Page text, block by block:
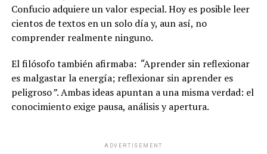
Confucio adquiere un valor especial. Hoy es posible leer
cientos de textos en un solo día y, aun así, no
comprender realmente ninguno.
El filósofo también afirmaba: “Aprender sin reflexionar
es malgastar la energía; reflexionar sin aprender es
peligroso”. Ambas ideas apuntan a una misma verdad: el
conocimiento exige pausa, análisis y apertura.
ADVERTISEMENT